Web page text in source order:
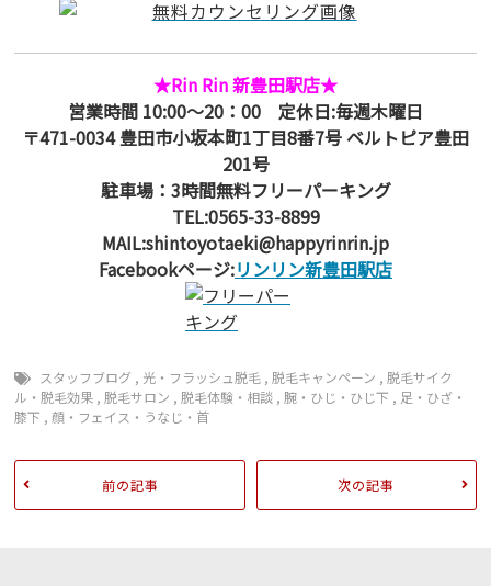
★Rin Rin 新豊田駅店★
営業時間 10:00～20：00 定休日:毎週木曜日
〒471-0034 豊田市小坂本町1丁目8番7号 ベルトピア豊田
201号
駐車場：3時間無料フリーパーキング
TEL:0565-33-8899
MAIL:shintoyotaeki@happyrinrin.jp
Facebookページ:リンリン新豊田駅店
スタッフブログ , 光・フラッシュ脱毛 ,脱毛キャンペーン ,脱毛サイク
ル・脱毛効果 ,脱毛サロン ,脱毛体験・相談 ,腕・ひじ・ひじ下 , 足・ひざ・
膝下 ,顔・フェイス・うなじ・首
前の記事 次の記事